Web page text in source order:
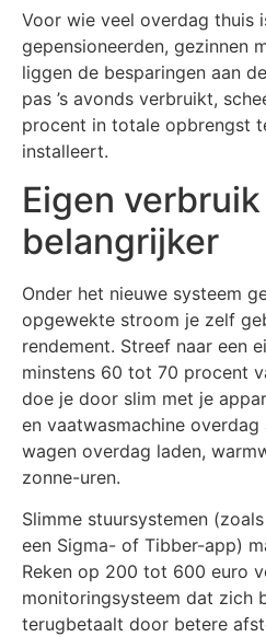
Voor wie veel overdag thuis
gepensioneerden, gezinnen
liggen de besparingen aan
pas ’s avonds verbruikt,
procent in totale opbrengst
installeert.
Eigen
belangrijker
Onder het nieuwe systeem
opgewekte stroom je zelf
rendement. Streef naar een
minstens 60 tot 70 procent
doe je door slim met je
en vaatwasmachine
wagen overdag laden,
zonne-uren.
Slimme stuursystemen
een Sigma- of Tibber-app)
Reken op 200 tot 600 euro
monitoringsysteem dat zich
terugbetaalt door betere